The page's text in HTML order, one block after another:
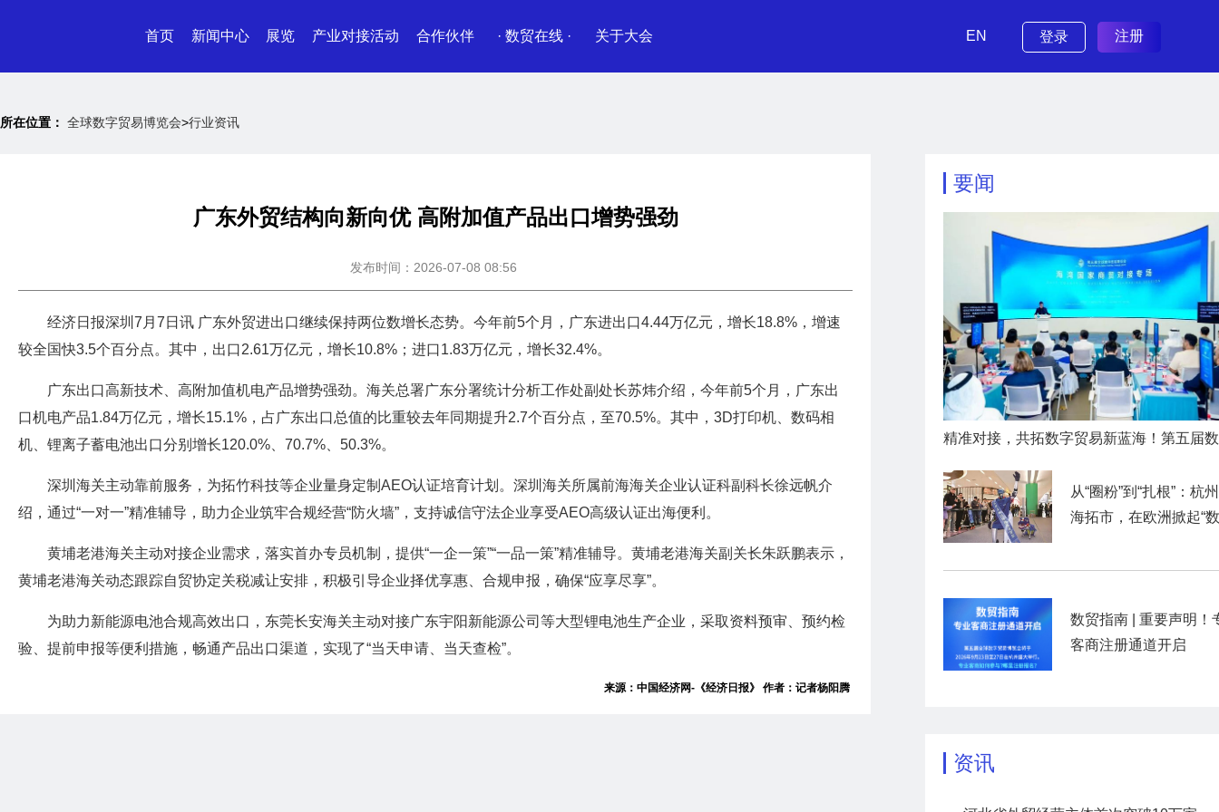
首页 新闻中心 展览 产业对接活动 合作伙伴 · 数贸在线 · 关于大会 EN 登录 注册
所在位置： 全球数字贸易博览会>行业资讯
广东外贸结构向新向优 高附加值产品出口增势强劲
发布时间：2026-07-08 08:56
经济日报深圳7月7日讯 广东外贸进出口继续保持两位数增长态势。今年前5个月，广东进出口4.44万亿元，增长18.8%，增速
较全国快3.5个百分点。其中，出口2.61万亿元，增长10.8%；进口1.83万亿元，增长32.4%。
广东出口高新技术、高附加值机电产品增势强劲。海关总署广东分署统计分析工作处副处长苏炜介绍，今年前5个月，广东出
口机电产品1.84万亿元，增长15.1%，占广东出口总值的比重较去年同期提升2.7个百分点，至70.5%。其中，3D打印机、数码相
机、锂离子蓄电池出口分别增长120.0%、70.7%、50.3%。
深圳海关主动靠前服务，为拓竹科技等企业量身定制AEO认证培育计划。深圳海关所属前海海关企业认证科副科长徐远帆介
绍，通过“一对一”精准辅导，助力企业筑牢合规经营“防火墙”，支持诚信守法企业享受AEO高级认证出海便利。
黄埔老港海关主动对接企业需求，落实首办专员机制，提供“一企一策”“一品一策”精准辅导。黄埔老港海关副关长朱跃鹏表示，
黄埔老港海关动态跟踪自贸协定关税减让安排，积极引导企业择优享惠、合规申报，确保“应享尽享”。
为助力新能源电池合规高效出口，东莞长安海关主动对接广东宇阳新能源公司等大型锂电池生产企业，采取资料预审、预约检
验、提前申报等便利措施，畅通产品出口渠道，实现了“当天申请、当天查检”。
来源：中国经济网-《经济日报》 作者：记者杨阳腾
要闻
从“圈粉”到“扎根”：杭
海拓市，在欧洲掀起“
数贸指南 | 重要声明！
客商注册通道开启
资讯